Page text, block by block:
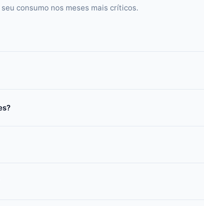
consumo nos meses mais críticos.